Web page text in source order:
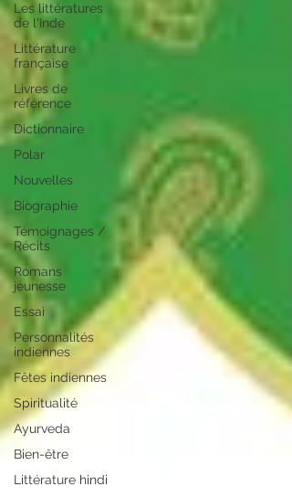
Les littératures
de l'Inde
Littérature
française
Livres de
référence
Dictionnaire
Polar
Nouvelles
Biographie
Témoignages /
Récits
Romans
jeunesse
Essai
Personnalités
indiennes
Fêtes indiennes
Spiritualité
Ayurveda
Bien-être
Littérature hindi